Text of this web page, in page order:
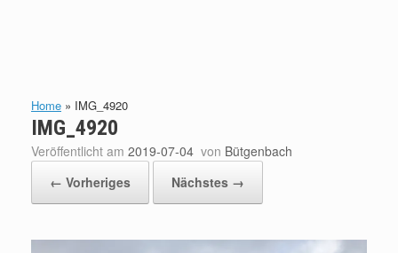
Home » IMG_4920
IMG_4920
Veröffentlicht am 2019-07-04 von Bütgenbach
← Vorheriges
Nächstes →